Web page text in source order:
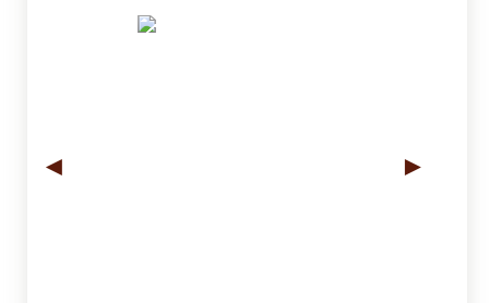
◄ ►